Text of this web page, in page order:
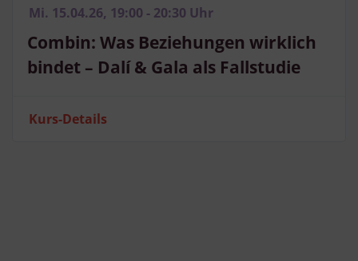
Mi. 15.04.26, 19:00 - 20:30 Uhr
Combin: Was Beziehungen wirklich
bindet – Dalí & Gala als Fallstudie
Kurs-Details